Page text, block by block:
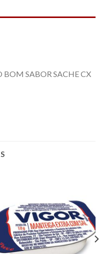
BOM SABOR SACHE CX